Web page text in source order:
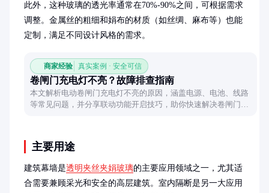
此外，这种玻璃的透光率通常在70%-90%之间，可根据需求
调整。金属丝的粗细和娟布的材质（如丝绸、麻布等）也能
定制，满足不同设计风格的需求。
商家经验 真实案例 · 安全可信
卷闸门充电灯不亮？故障排查指南
本文解析电动卷闸门充电灯不亮的原因，涵盖电源、电池、线路
等常见问题，并分享联动功能开启技巧，助你快速解决卷闸门使
主要用途
建筑幕墙是透明夹丝夹娟玻璃的主要应用领域之一，尤其适
合需要兼顾采光和安全的高层建筑。室内隔断是另一大应用